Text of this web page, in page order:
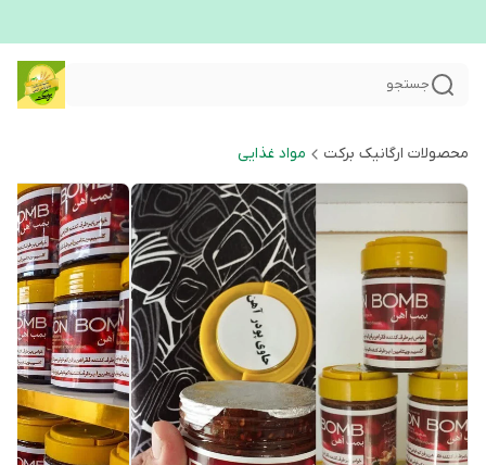
جستجو
محصولات ارگانیک برکت مواد غذایی